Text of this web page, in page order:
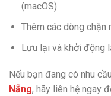
(macOS).
Thêm các dòng chặn
Lưu lại và khởi động
Nếu bạn đang có nhu cầu
Nẵng, hãy liên hệ ngay